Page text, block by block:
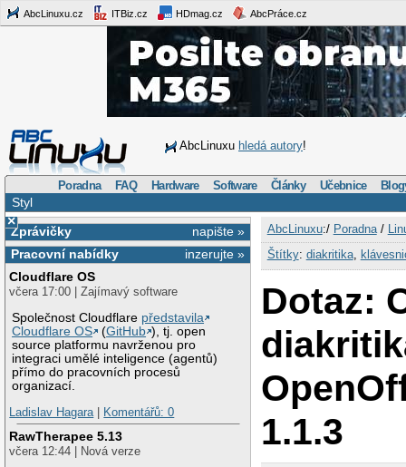
AbcLinuxu.cz ITBiz.cz HDmag.cz AbcPráce.cz
AbcLinuxu hledá autory!
Poradna FAQ Hardware Software Články Učebnice
Styl
×
napište »
Zprávičky
inzerujte »
Pracovní nabídky
Cloudflare OS
včera 17:00 | Zajímavý software
Společnost Cloudflare představila
Cloudflare OS
(GitHub ), tj. open
source platformu navrženou pro
integraci umělé inteligence (agentů)
přímo do pracovních procesů
organizací.
Ladislav Hagara| Komentářů: 0
RawTherapee 5.13
včera 12:44 | Nová verze
AbcLinuxu:/ Poradna/
Štítky: diakritika,
Dotaz:
1.1.3